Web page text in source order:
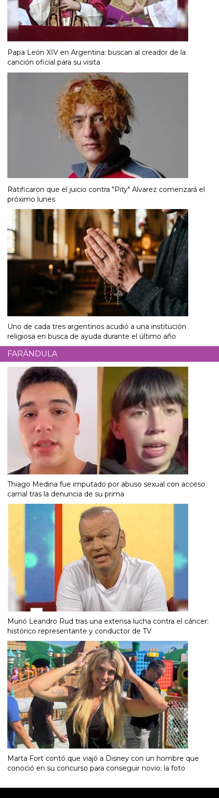
Papa León XIV en Argentina: buscan al creador de la
canción oficial para su visita
Ratificaron que el juicio contra "Pity" Alvarez comenzará el
próximo lunes
Uno de cada tres argentinos acudió a una institución
religiosa en busca de ayuda durante el último año
FARÁNDULA
Thiago Medina fue imputado por abuso sexual con acceso
carnal tras la denuncia de su prima
Murió Leandro Rud tras una extensa lucha contra el cáncer:
histórico representante y conductor de TV
Marta Fort contó que viajó a Disney con un hombre que
conoció en su concurso para conseguir novio: la foto